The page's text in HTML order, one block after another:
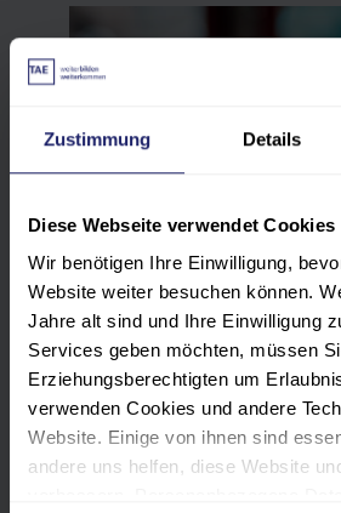
Zustimmung Details
Diese Webseite verwendet Cookies
Wir benötigen Ihre Einwilligung,
Website weiter besuchen können.
Jahre alt sind und Ihre Einwilligung
Services geben möchten, müssen
Erziehungsberechtigten um
verwenden Cookies und andere
Website. Einige von ihnen sind
andere uns helfen, diese Website
Die Tagung wird im hybriden
Formatdurchgeführt. Sie